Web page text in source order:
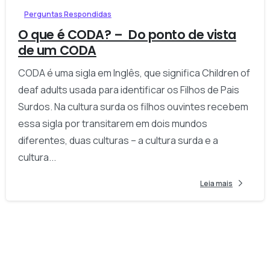
Perguntas Respondidas
O que é CODA? – Do ponto de vista
de um CODA
CODA é uma sigla em Inglês, que significa Children of
deaf adults usada para identificar os Filhos de Pais
Surdos. Na cultura surda os filhos ouvintes recebem
essa sigla por transitarem em dois mundos
diferentes, duas culturas – a cultura surda e a
cultura...
Leia mais